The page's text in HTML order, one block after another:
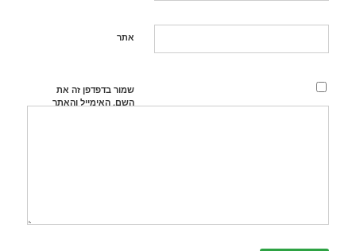
אתר
שמור בדפדפן זה את
השם, האימייל והאתר